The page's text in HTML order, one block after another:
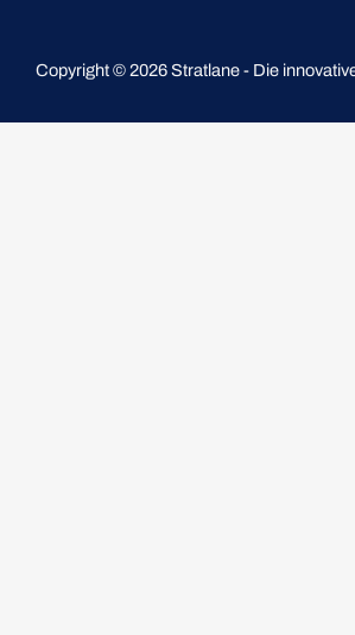
Copyright © 2026 Stratlane - Die